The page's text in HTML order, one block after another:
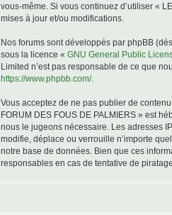
vous-même. Si vous continuez d’utiliser «
mises à jour et/ou modifications.
Nos forums sont développés par phpBB
sous la licence « GNU General Public
Limited n’est pas responsable de ce que
https://www.phpbb.com/.
Vous acceptez de ne pas publier de
FORUM DES FOUS DE PALMIERS » est
nous le jugeons nécessaire. Les adresses
modifie, déplace ou verrouille n’importe
notre base de données. Bien que ces
responsables en cas de tentative de